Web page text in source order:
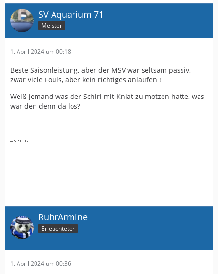
SV Aquarium 71
Meister
1. April 2024 um 00:18
Beste Saisonleistung, aber der MSV war seltsam passiv,
zwar viele Fouls, aber kein richtiges anlaufen !
Weiß jemand was der Schiri mit Kniat zu motzen hatte, was
war den denn da los?
RuhrArmine
Erleuchteter
1. April 2024 um 00:36